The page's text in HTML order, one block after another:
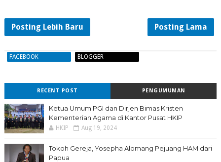
Posting Lebih Baru Posting Lama
FACEBOOK BLOGGER
RECENT POST PENGUMUMAN
Ketua Umum PGI dan Dirjen Bimas Kristen
Kementerian Agama di Kantor Pusat HKIP
HKIP Aug 19, 2024
Tokoh Gereja, Yosepha Alomang Pejuang HAM dari
Papua